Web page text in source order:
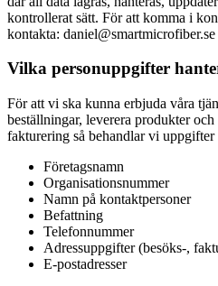
kontrollerat sätt. För att komma i
kontakta: daniel@smartmicrofiber.se
Vilka personuppgifter
För att vi ska kunna erbjuda våra
beställningar, leverera produkter och
fakturering så behandlar vi uppgifter
Företagsnamn
Organisationsnummer
Namn på kontaktpersoner
Befattning
Telefonnummer
Adressuppgifter (besöks-,
E-postadresser